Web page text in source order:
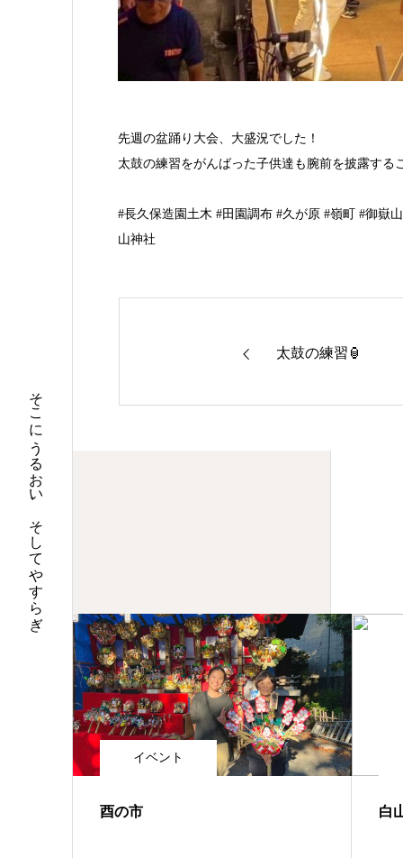
そこにうるおい、そしてやすらぎ
先週の盆踊り大会、大盛況でした！
太鼓の練習をがんばった子供達も腕前を披露する
#長久保造園土木 #田園調布 #久が原 #嶺町 #御嶽
山神社
太鼓の練習🏮
イベント
酉の市 白